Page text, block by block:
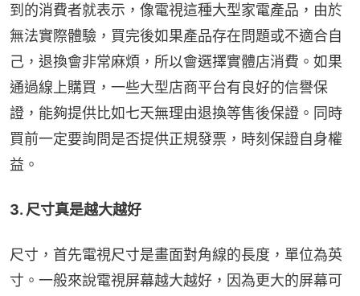
到的消費者就表示，像電視這種大型家電產品，由於
無法實際體驗，買完後如果產品存在問題或不適合自
己，退換會非常麻煩，所以會選擇實體店消費。如果
通過線上購買，一些大型店商平台有良好的信譽保
證，能夠提供比如七天無理由退換等售後保證。同時
買前一定要詢問是否提供正規發票，時刻保證自身權
益。
3. 尺寸真是越大越好
尺寸，首先電視尺寸是畫面對角線的長度，單位為英
寸。一般來說電視屏幕越大越好，因為更大的屏幕可